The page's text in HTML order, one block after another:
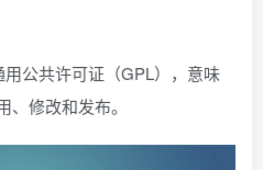
公共许可证（GPL），意味
修改和发布。